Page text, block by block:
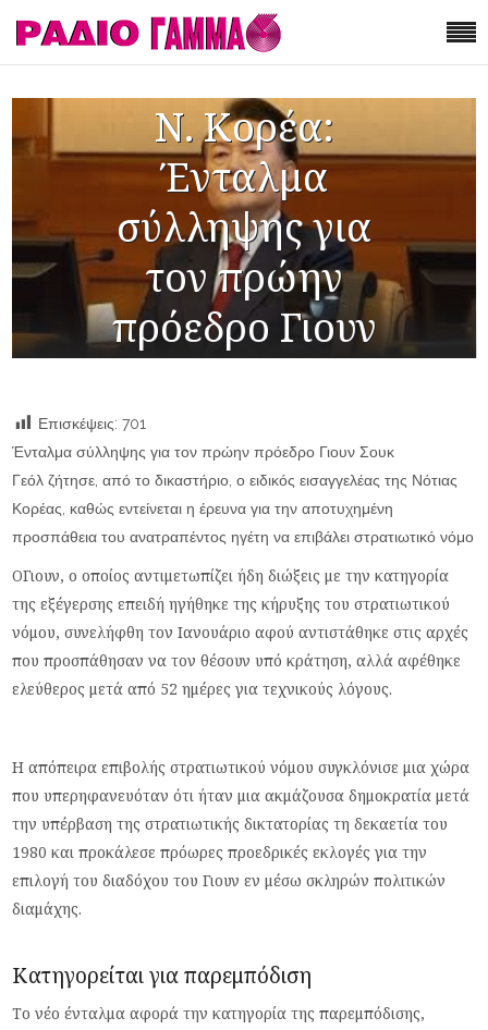
Ν. Κορέα:
Ένταλμα
σύλληψης για
τον πρώην
πρόεδρο Γιουν
Επισκέψεις: 701
Ένταλμα σύλληψης για τον πρώην πρόεδρο Γιουν Σουκ
Γεόλ ζήτησε, από το δικαστήριο, ο ειδικός εισαγγελέας της Νότιας
Κορέας, καθώς εντείνεται η έρευνα για την αποτυχημένη
προσπάθεια του ανατραπέντος ηγέτη να επιβάλει στρατιωτικό νόμο
ΟΓιουν, ο οποίος αντιμετωπίζει ήδη διώξεις με την κατηγορία
της εξέγερσης επειδή ηγήθηκε της κήρυξης του στρατιωτικού
νόμου, συνελήφθη τον Ιανουάριο αφού αντιστάθηκε στις αρχές
που προσπάθησαν να τον θέσουν υπό κράτηση, αλλά αφέθηκε
ελεύθερος μετά από 52 ημέρες για τεχνικούς λόγους.
Η απόπειρα επιβολής στρατιωτικού νόμου συγκλόνισε μια χώρα
που υπερηφανευόταν ότι ήταν μια ακμάζουσα δημοκρατία μετά
την υπέρβαση της στρατιωτικής δικτατορίας τη δεκαετία του
1980 και προκάλεσε πρόωρες προεδρικές εκλογές για την
επιλογή του διαδόχου του Γιουν εν μέσω σκληρών πολιτικών
διαμάχης.
Κατηγορείται για παρεμπόδιση
Το νέο ένταλμα αφορά την κατηγορία της παρεμπόδισης,